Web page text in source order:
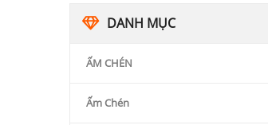
DANH MỤC
ẤM CHÉN
Ấm Chén